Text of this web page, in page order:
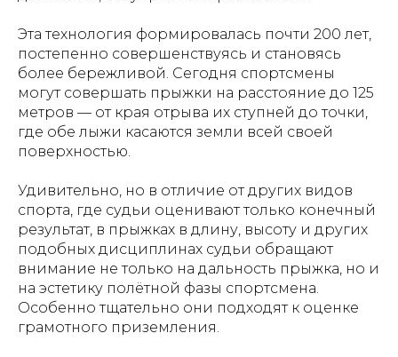
Эта технология формировалась почти 200 лет,
постепенно совершенствуясь и становясь
более бережливой. Сегодня спортсмены
могут совершать прыжки на расстояние до 125
метров — от края отрыва их ступней до точки,
где обе лыжи касаются земли всей своей
поверхностью.
Удивительно, но в отличие от других видов
спорта, где судьи оценивают только конечный
результат, в прыжках в длину, высоту и других
подобных дисциплинах судьи обращают
внимание не только на дальность прыжка, но и
на эстетику полётной фазы спортсмена.
Особенно тщательно они подходят к оценке
грамотного приземления.